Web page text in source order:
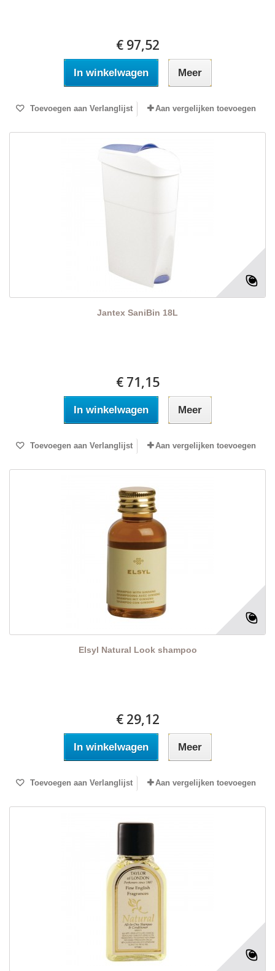
€ 97,52
In winkelwagen Meer
Toevoegen aan Verlanglijst Aan vergelijken toevoegen
Jantex SaniBin 18L
€ 71,15
In winkelwagen Meer
Toevoegen aan Verlanglijst Aan vergelijken toevoegen
Elsyl Natural Look shampoo
€ 29,12
In winkelwagen Meer
Toevoegen aan Verlanglijst Aan vergelijken toevoegen